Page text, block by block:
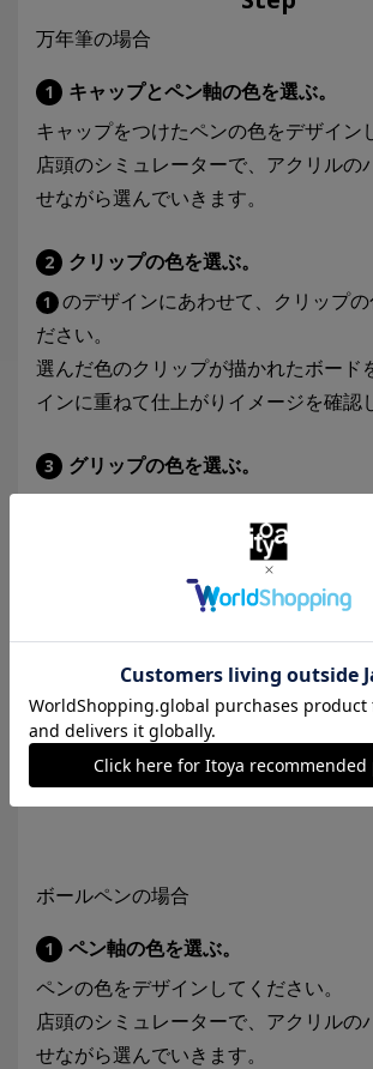
万年筆の場合
1
キャップとペン軸の色を選ぶ。
キャップをつけたペンの色をデザイン
店頭のシミュレーターで、アクリルの
せながら選んでいきます。
2 クリップの色を選ぶ。
1
のデザインにあわせて、クリップの
ださい。
選んだ色のクリップが描かれたボード
インに重ねて仕上がりイメージを確認
3
グリップの色を選ぶ。
店頭のシミュレーターでアクリルのバ
がら、グリップの色を選んでいきます。
ペン先の色と字幅を選ぶ。
選んだ色のペン先が描かれたボードを
ンに重ねて仕上がりイメージを確認し
字幅はF（細字）・M（中字）から選
ボールペンの場合
1
ペン軸の色を選ぶ。
ペンの色をデザインしてください。
店頭のシミュレーターで、アクリルの
せながら選んでいきます。